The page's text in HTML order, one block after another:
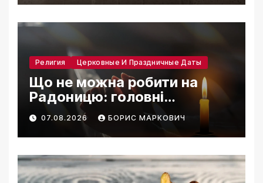
Религия Церковные И Праздничные Даты
Що не можна робити на
Радоницю: головні
заборони дня
07.08.2026 БОРИС МАРКОВИЧ